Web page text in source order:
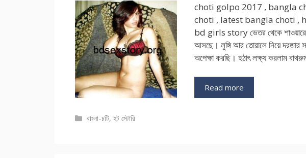
choti golpo 2017 , bangla
choti , latest bangla choti ,
bd girls story ভেতর থেকে
আসছে। লুঙ্গি আর তোয়ালে নিয়ে দরজার
অপেক্ষা করছি। হঠাৎ লক্ষ্য করলাম
Read more
Categories
বাংলা-চটি,হট স্টোরি